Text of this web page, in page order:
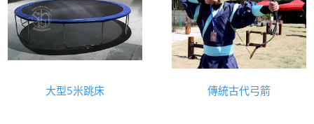
大型5米跳床 傳統古代弓箭